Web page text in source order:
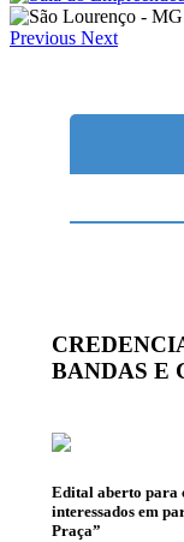
Previous Next
BANDAS E
Edital aberto para
interessados em
Praça”